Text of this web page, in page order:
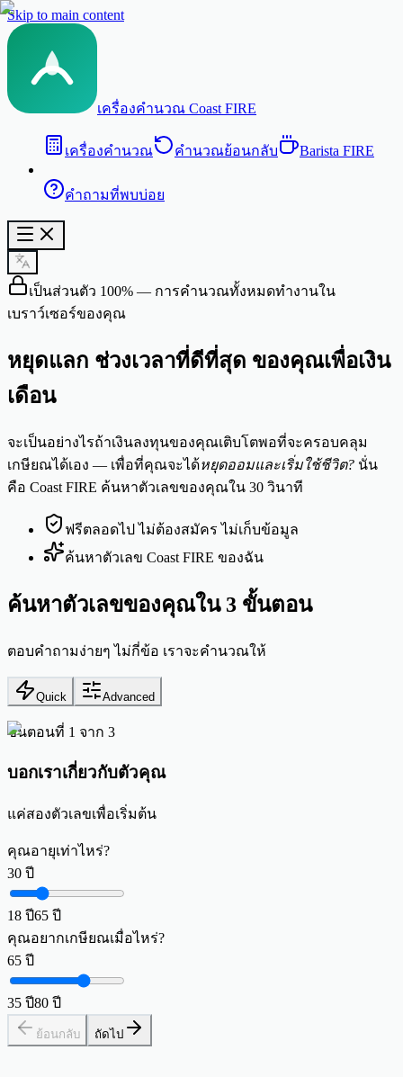
Skip to main content
เครื่องคำนวณ Coast FIRE
เครื่องคำนวณ คำนวณย้อนกลับ Barista FIRE
คำถามที่พบบ่อย
เป็นส่วนตัว 100% — การคำนวณทั้งหมดทำงานใน
เบราว์เซอร์ของคุณ
หยุดแลก ช่วงเวลาที่ดีที่สุด ของคุณเพื่อเงิน
เดือน
จะเป็นอย่างไรถ้าเงินลงทุนของคุณเติบโตพอที่จะครอบคลุม
เกษียณได้เอง — เพื่อที่คุณจะได้หยุดออมและเริ่มใช้ชีวิต? นั่น
คือ Coast FIRE ค้นหาตัวเลขของคุณใน 30 วินาที
ฟรีตลอดไป ไม่ต้องสมัคร ไม่เก็บข้อมูล
ค้นหาตัวเลข Coast FIRE ของฉัน
ค้นหาตัวเลขของคุณใน 3 ขั้นตอน
ตอบคำถามง่ายๆ ไม่กี่ข้อ เราจะคำนวณให้
Quick Advanced
ขั้นตอนที่ 1 จาก 3
บอกเราเกี่ยวกับตัวคุณ
แค่สองตัวเลขเพื่อเริ่มต้น
คุณอายุเท่าไหร่?
30 ปี
18 ปี65 ปี
คุณอยากเกษียณเมื่อไหร่?
65 ปี
35 ปี80 ปี
ย้อนกลับ ถัดไป